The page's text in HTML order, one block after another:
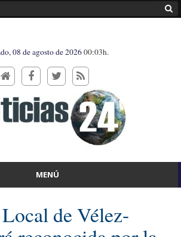
08 de agosto de 202600:03h.
MENÚ
de Vélez-